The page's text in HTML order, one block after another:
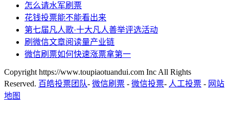
怎么请水军刷票
花钱投票能不能看出来
第七届凡人歌·十大凡人善举评选活动
刷微信文章阅读量产业链
微信刷票如何快速涨票拿第一
Copyright https://www.toupiaotuandui.com Inc All Rights
Reserved. 百皓投票团队- 微信刷票 - 微信投票- 人工投票 - 网站
地图